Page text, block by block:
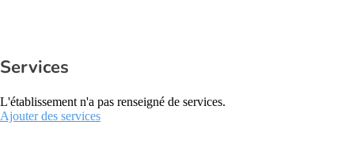
Services
L'établissement n'a pas renseigné de services.
Ajouter des services